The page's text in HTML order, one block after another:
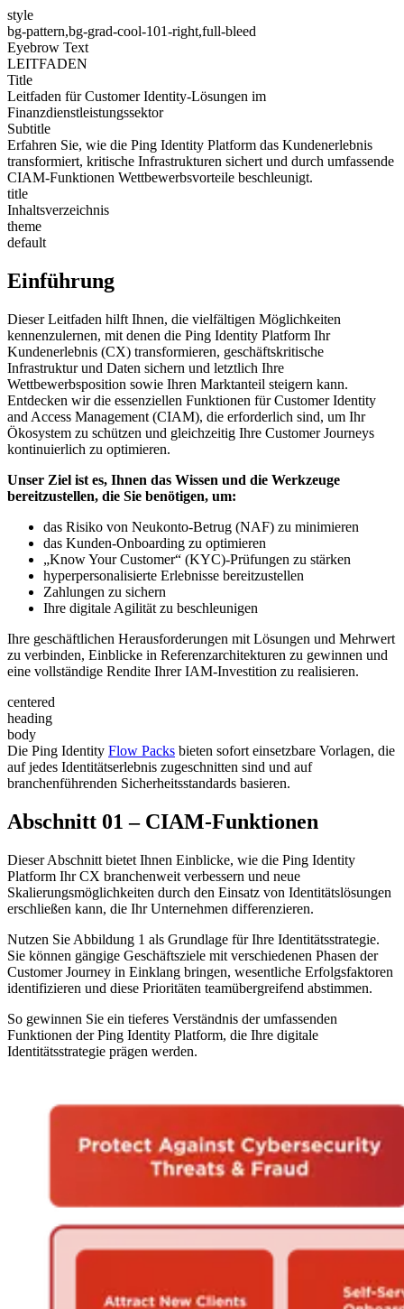
style
bg-pattern,bg-grad-cool-101-right,full-bleed
Eyebrow Text
LEITFADEN
Title
Leitfaden für Customer Identity-Lösungen im
Finanzdienstleistungssektor
Subtitle
Erfahren Sie, wie die Ping Identity Platform das Kundenerlebnis
transformiert, kritische Infrastrukturen sichert und durch umfassende
CIAM-Funktionen Wettbewerbsvorteile beschleunigt.
title
Inhaltsverzeichnis
theme
default
Einführung
Dieser Leitfaden hilft Ihnen, die vielfältigen Möglichkeiten
kennenzulernen, mit denen die Ping Identity Platform Ihr
Kundenerlebnis (CX) transformieren, geschäftskritische
Infrastruktur und Daten sichern und letztlich Ihre
Wettbewerbsposition sowie Ihren Marktanteil steigern kann.
Entdecken wir die essenziellen Funktionen für Customer Identity
and Access Management (CIAM), die erforderlich sind, um Ihr
Ökosystem zu schützen und gleichzeitig Ihre Customer Journeys
kontinuierlich zu optimieren.
Unser Ziel ist es, Ihnen das Wissen und die Werkzeuge
bereitzustellen, die Sie benötigen, um:
das Risiko von Neukonto-Betrug (NAF) zu minimieren
das Kunden-Onboarding zu optimieren
„Know Your Customer“ (KYC)-Prüfungen zu stärken
hyperpersonalisierte Erlebnisse bereitzustellen
Zahlungen zu sichern
Ihre digitale Agilität zu beschleunigen
Ihre geschäftlichen Herausforderungen mit Lösungen und Mehrwert
zu verbinden, Einblicke in Referenzarchitekturen zu gewinnen und
eine vollständige Rendite Ihrer IAM-Investition zu realisieren.
centered
heading
body
Die Ping Identity Flow Packs bieten sofort einsetzbare Vorlagen, die
auf jedes Identitätserlebnis zugeschnitten sind und auf
branchenführenden Sicherheitsstandards basieren.
Abschnitt 01 – CIAM-Funktionen
Dieser Abschnitt bietet Ihnen Einblicke, wie die Ping Identity
Platform Ihr CX branchenweit verbessern und neue
Skalierungsmöglichkeiten durch den Einsatz von Identitätslösungen
erschließen kann, die Ihr Unternehmen differenzieren.
Nutzen Sie Abbildung 1 als Grundlage für Ihre Identitätsstrategie.
Sie können gängige Geschäftsziele mit verschiedenen Phasen der
Customer Journey in Einklang bringen, wesentliche Erfolgsfaktoren
identifizieren und diese Prioritäten teamübergreifend abstimmen.
So gewinnen Sie ein tieferes Verständnis der umfassenden
Funktionen der Ping Identity Platform, die Ihre digitale
Identitätsstrategie prägen werden.